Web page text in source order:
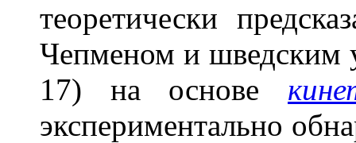
теоретически
Чепменом и
17) на основе
экспериментально